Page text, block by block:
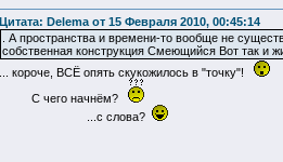
Цитата: Delema от 15 Февраля 2010, 00:45:14
. А пространства и времени-то вообще не
собственная конструкция Смеющийся Вот так и
... короче, ВСЁ опять скукожилось в "точку"!
С чего начнём?
...с слова?